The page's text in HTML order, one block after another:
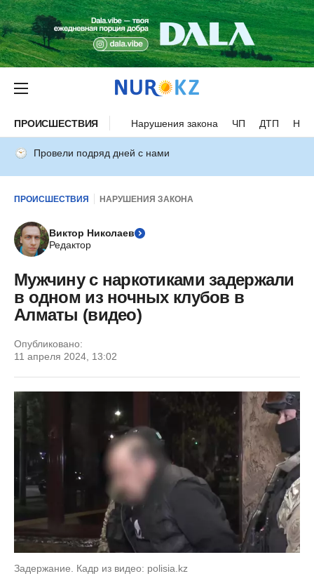
ПРОИСШЕСТВИЯ Нарушения закона ЧП ДТП
Провели подряд дней с нами
ПРОИСШЕСТВИЯ НАРУШЕНИЯ ЗАКОНА
Виктор Николаев
Редактор
Мужчину с наркотиками задержали
в одном из ночных клубов в
Алматы (видео)
Опубликовано:
11 апреля 2024, 13:02
Задержание. Кадр из видео: polisia.kz